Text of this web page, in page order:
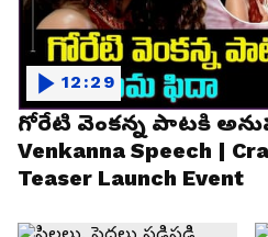
గోరేటి వెంకన్న పాటకి
Venkanna Speech |
Teaser Launch Event
12:29